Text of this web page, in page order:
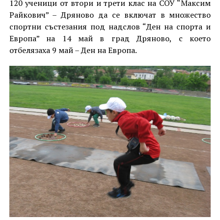
120 ученици от втори и трети клас на СОУ “Максим
Райкович” – Дряново да се включат в множество
спортни състезания под надслов “Ден на спорта и
Европа” на 14 май в град Дряново, с което
отбелязаха 9 май – Ден на Европа.